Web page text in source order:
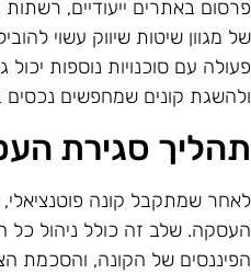
באתרים ייעודיים, רשתות
מגוון שיטות שיווק עשוי
עם סוכנויות נוספות
קונים שמחפשים נכסים
סגירת
שמתקבל קונה פוטנציאלי,
שלב זה כולל ניהול כל
של הקונה, והסכמת